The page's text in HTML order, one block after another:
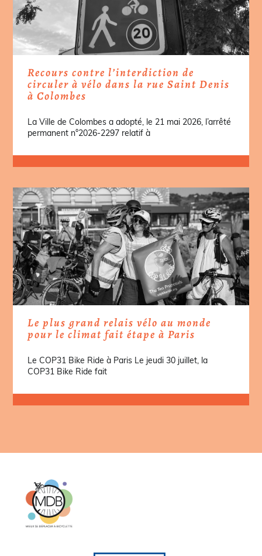
Recours contre l’interdiction de
circuler à vélo dans la rue Saint Denis
à Colombes
La Ville de Colombes a adopté, le 21 mai 2026, l’arrêté
permanent n°2026-2297 relatif à
Le plus grand relais vélo au monde
pour le climat fait étape à Paris
Le COP31 Bike Ride à Paris Le jeudi 30 juillet, la
COP31 Bike Ride fait